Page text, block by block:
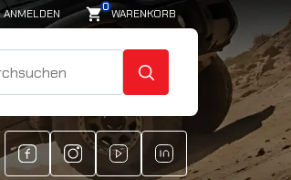
ANMELDEN shopping_cart0WARENKORB
SUCHE